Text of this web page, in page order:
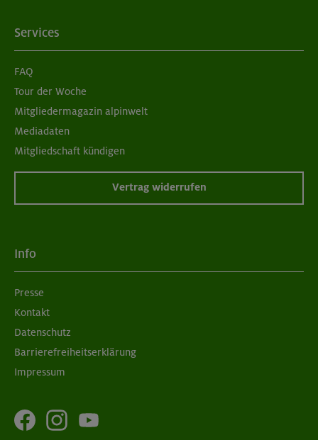
Services
FAQ
Tour der Woche
Mitgliedermagazin alpinwelt
Mediadaten
Mitgliedschaft kündigen
Vertrag widerrufen
Info
Presse
Kontakt
Datenschutz
Barrierefreiheitserklärung
Impressum